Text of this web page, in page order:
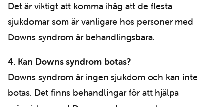
Det är viktigt att komma ihåg att de flesta
sjukdomar som är vanligare hos personer med
Downs syndrom är behandlingsbara.
4. Kan Downs syndrom botas?
Downs syndrom är ingen sjukdom och kan inte
botas. Det finns behandlingar för att hjälpa